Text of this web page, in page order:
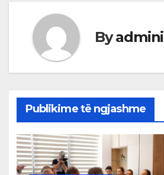
Byadmini
Publikime të ngjashme